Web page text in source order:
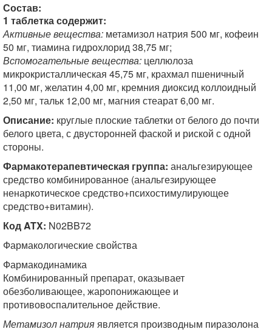
Состав:
1 таблетка содержит:
Активные вещества: метамизол натрия 500 мг, кофеин
50 мг, тиамина гидрохлорид 38,75 мг;
Вспомогательные вещества: целлюлоза
микрокристаллическая 45,75 мг, крахмал пшеничный
11,00 мг, желатин 4,00 мг, кремния диоксид коллоидный
2,50 мг, тальк 12,00 мг, магния стеарат 6,00 мг.
Описание: круглые плоские таблетки от белого до почти
белого цвета, с двусторонней фаской и риской с одной
стороны.
Фармакотерапевтическая группа: анальгезирующее
средство комбинированное (анальгезирующее
ненаркотическое средство+психостимулирующее
средство+витамин).
Код ATX: N02BB72
Фармакологические свойства
Фармакодинамика
Комбинированный препарат, оказывает
обезболивающее, жаропонижающее и
противовоспалительное действие.
Метамизол натрияявляется производным пиразолона